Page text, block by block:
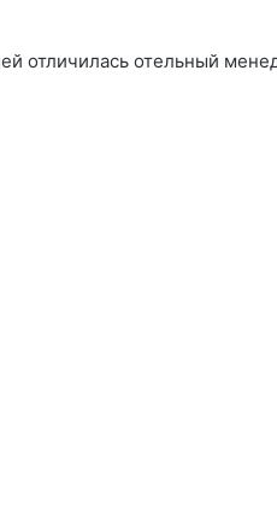
отличилась отельный